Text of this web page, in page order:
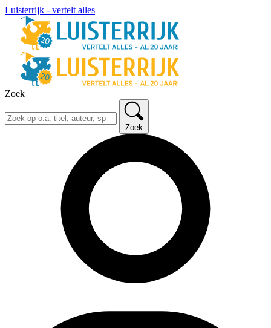
Luisterrijk - vertelt alles
Zoek
Zoek